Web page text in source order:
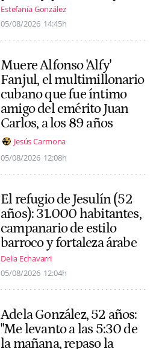
Estefanía González
05/08/2026 14:45h
Muere Alfonso 'Alfy'
Fanjul, el multimillonario
cubano que fue íntimo
amigo del emérito Juan
Carlos, a los 89 años
Jesús Carmona
05/08/2026 12:08h
El refugio de Jesulín (52
años): 31.000 habitantes,
campanario de estilo
barroco y fortaleza árabe
Delia Echavarri
05/08/2026 12:04h
Adela González, 52 años:
"Me levanto a las 5:30 de
la mañana, repaso la